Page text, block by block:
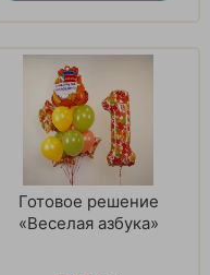
Готовое решение
«Веселая азбука»